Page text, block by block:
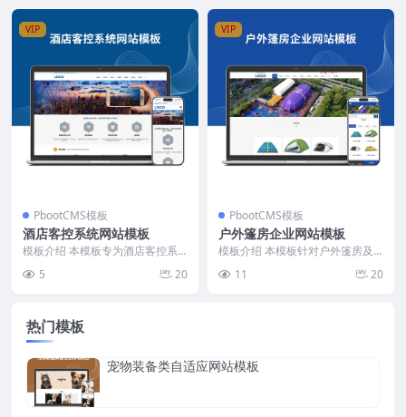
VIP
PbootCMS模板
酒店客控系统网站模板
模板介绍 本模板专为酒店客控系
体结构清晰，内容聚焦...
5 20
VIP
PbootCMS模板
户外篷房企业网站模板
模板介绍 本模板针对户外篷房及
制，结构清晰，突出产品...
11 20
热门模板
宠物装备类自适应网站模板